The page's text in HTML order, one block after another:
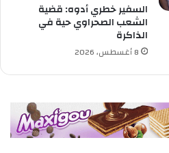
السفير خطري أدوه: قضية
الشعب الصحراوي حية في
الذاكرة
8 أغسطس، 2026